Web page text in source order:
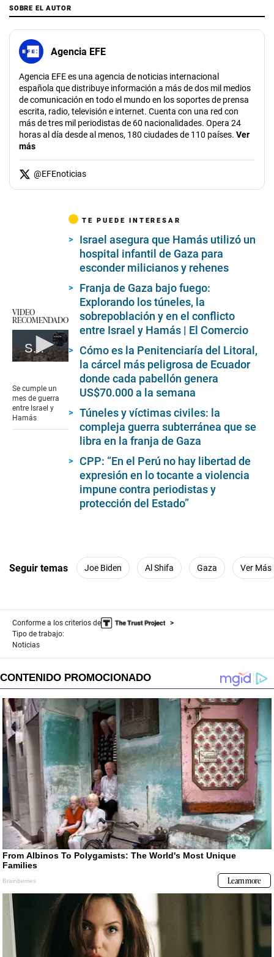
SOBRE EL AUTOR
Agencia EFE
Agencia EFE es una agencia de noticias internacional
española que distribuye información a más de dos mil medios
de comunicación en todo el mundo en los soportes de prensa
escrita, radio, televisión e internet. Cuenta con una red con
más de tres mil periodistas de 60 nacionalidades. Opera 24
horas al día desde al menos, 180 ciudades de 110 países. Ver
más
@EFEnoticias
VIDEO
RECOMENDADO
Se cumple un mes de guerra entre Israel y Hamás
of
1
minute,
17
Se cumple un
mes de guerra
entre Israel y
Hamás
TE PUEDE INTERESAR
Israel asegura que Hamás utilizó un
hospital infantil de Gaza para
esconder milicianos y rehenes
Franja de Gaza bajo fuego:
Explorando los túneles, la
sobrepoblación y en el conflicto
entre Israel y Hamás | El Comercio
Cómo es la Penitenciaría del Litoral,
la cárcel más peligrosa de Ecuador
donde cada pabellón genera
US$70.000 a la semana
Túneles y víctimas civiles: la
compleja guerra subterránea que se
libra en la franja de Gaza
CPP: “En el Perú no hay libertad de
expresión en lo tocante a violencia
impune contra periodistas y
protección del Estado”
Seguir temas Joe Biden Al Shifa Gaza Ver Más
Conforme a los criterios de
Tipo de trabajo:
Noticias